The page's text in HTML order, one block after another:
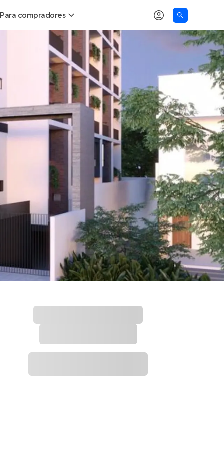
Para compradores
Buscar um imóvel novo
Calcule seu Poder de Compra
Comprar x Alugar
Correção do INCC
Simulador de Financiamento
Encontre um corretor